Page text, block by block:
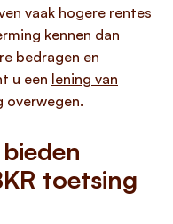
vaak hogere rentes
kennen dan
bedragen en
u een lening van
overwegen.
toetsing